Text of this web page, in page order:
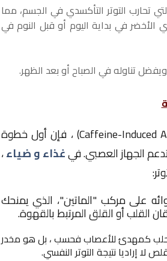
تحارب التوتر التأكسدي في الجسم، مما
في بداية اليوم أو قبل النوم في
ويفضل تناوله في الصباح أو بعد الظهر.
، فإن أول خطوة
الجهاز العصبي. فيغذاء و ضياء،
على مركب "الماتين"، الذي يمنحك
القلب أو القلق المرتبط بالقهوة.
كمهدئ للأعصاب فحسب ، بل هومخدر
لا إراديا نتيجة التوتر النفسي.